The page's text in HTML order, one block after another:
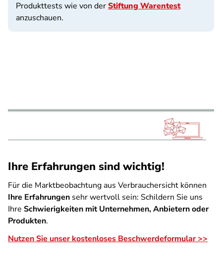
Produkttests wie von derStiftung Warentest
anzuschauen.
Ihre Erfahrungen sind wichtig!
Für die Marktbeobachtung aus Verbrauchersicht können
Ihre Erfahrungen sehr wertvoll sein: Schildern Sie uns
Ihre Schwierigkeiten mit Unternehmen, Anbietern oder
Produkten.
Nutzen Sie unser kostenloses Beschwerdeformular >>